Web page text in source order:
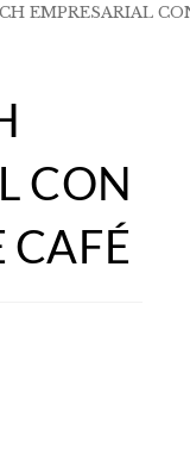
EMPRESARIAL
CON
CAFÉ